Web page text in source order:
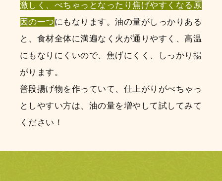
激しく、べちゃっとなったり焦げやすくなる原
因の一つにもなります。油の量がしっかりある
と、食材全体に満遍なく火が通りやすく、高温
にもなりにくいので、焦げにくく、しっかり揚
がります。
普段揚げ物を作っていて、仕上がりがべちゃっ
としやすい方は、油の量を増やして試してみて
ください！